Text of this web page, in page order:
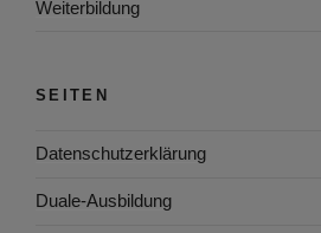
Weiterbildung
SEITEN
Datenschutzerklärung
Duale-Ausbildung